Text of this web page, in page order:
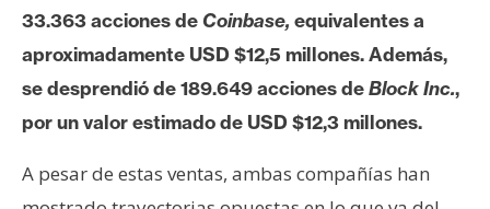
T
e
a
33.363 acciones de Coinbase, equivalentes a
aproximadamente USD $12,5 millones. Además,
se desprendió de 189.649 acciones deBlock Inc.,
por un valor estimado de USD $12,3 millones.
A pesar de estas ventas, ambas compañías han